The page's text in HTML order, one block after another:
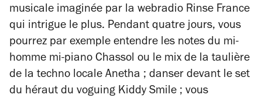
musicale imaginée par la webradio Rinse France
qui intrigue le plus. Pendant quatre jours, vous
pourrez par exemple entendre les notes du mi-
homme mi-piano Chassol ou le mix de la taulière
de la techno locale Anetha ; danser devant le set
du héraut du voguing Kiddy Smile ; vous